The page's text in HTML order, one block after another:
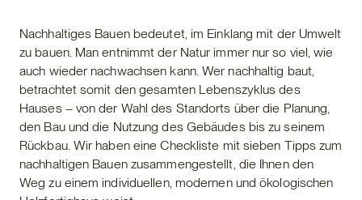
Nachhaltiges Bauen bedeutet, im Einklang mit der Umwelt
zu bauen. Man entnimmt der Natur immer nur so viel, wie
auch wieder nachwachsen kann. Wer nachhaltig baut,
betrachtet somit den gesamten Lebenszyklus des
Hauses – von der Wahl des Standorts über die Planung,
den Bau und die Nutzung des Gebäudes bis zu seinem
Rückbau. Wir haben eine Checkliste mit sieben Tipps zum
nachhaltigen Bauen zusammengestellt, die Ihnen den
Weg zu einem individuellen, modernen und ökologischen